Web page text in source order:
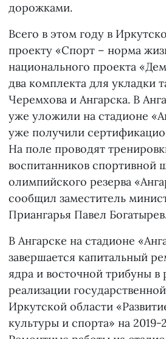
дорожками.
Всего в этом году в
проекту «Спорт – норма
национального проекта
два комплекта для укладки
Черемхова и Ангарска. В
уже уложили на стадионе
уже получили
На поле проводят
воспитанников спортивной
олимпийского резерва
сообщил заместитель
Приангарья Павел
В Ангарске на стадионе
завершается капитальный
ядра и восточной трибуны в
реализации
Иркутской области
культуры и спорта» на 2019-